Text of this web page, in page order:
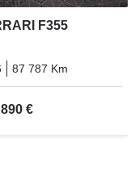
F355
87 787 Km
€